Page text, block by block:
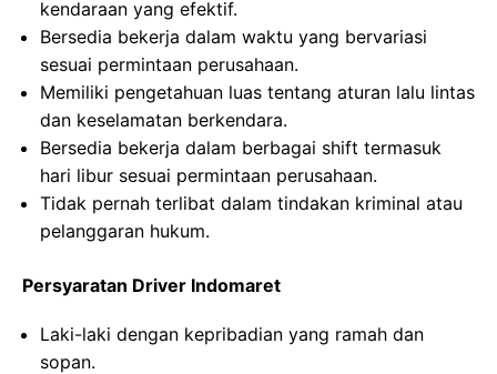
kendaraan yang efektif.
Bersedia bekerja dalam waktu yang bervariasi
sesuai permintaan perusahaan.
Memiliki pengetahuan luas tentang aturan lalu lintas
dan keselamatan berkendara.
Bersedia bekerja dalam berbagai shift termasuk
hari libur sesuai permintaan perusahaan.
Tidak pernah terlibat dalam tindakan kriminal atau
pelanggaran hukum.
Persyaratan Driver Indomaret
Laki-laki dengan kepribadian yang ramah dan
sopan.